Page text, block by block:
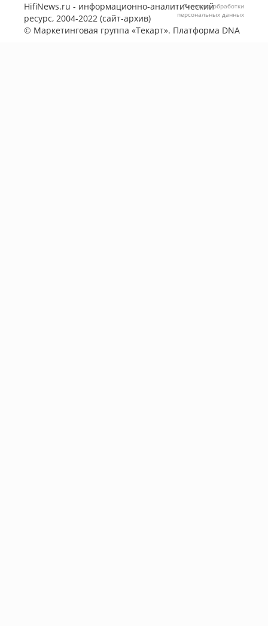
HifiNews.ru - информационно-аналитический
ресурс, 2004-2022 (сайт-архив)
© Маркетинговая группа «Текарт». Платформа DNA
Политика обработки
персональных данных